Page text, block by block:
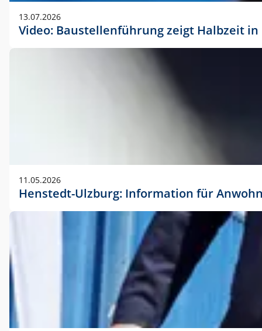
13.07.2026
Video: Baustellenführung zeigt Halbzeit
11.05.2026
Henstedt-Ulzburg: Information für